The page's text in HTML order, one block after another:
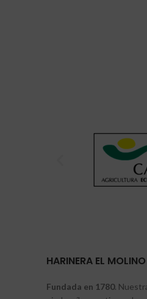
HARINERA EL MOLINO
Fundada en 1780.